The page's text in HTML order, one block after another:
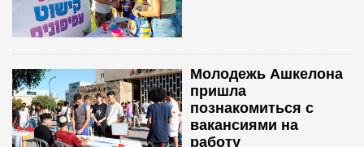
Молодежь Ашкелона
пришла
познакомиться с
вакансиями на
работу